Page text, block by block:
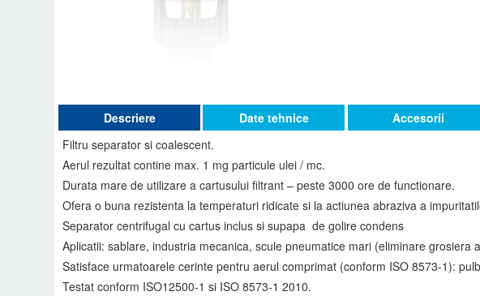
Descriere
Filtru separator si coalescent.
Aerul rezultat contine max. 1 mg particule ulei / mc.
Durata mare de utilizare a cartusului filtrant – peste 3000 ore de functionare.
Ofera o buna rezistenta la temperaturi ridicate si la actiunea abraziva a
Separator centrifugal cu cartus inclus si supapa de golire condens
Aplicatii: sablare, industria mecanica, scule pneumatice mari (eliminare grosiera
Satisface urmatoarele cerinte pentru aerul comprimat (conform ISO 8573-1):
Testat conform ISO12500-1 si ISO 8573-1 2010.
Date tehnice Accesorii